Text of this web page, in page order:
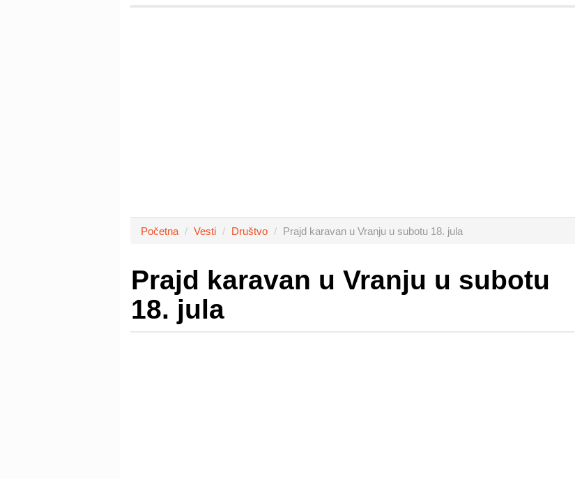
Početna Vesti Društvo Prajd karavan u Vranju u subotu 18. jula
Prajd karavan u Vranju u subotu
18. jula